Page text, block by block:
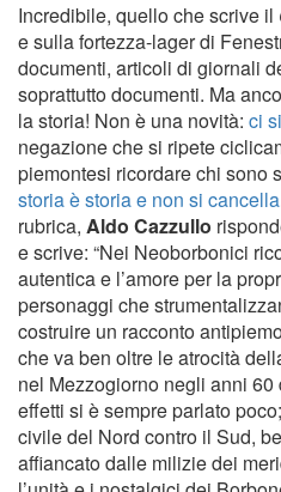
Incredibile, quello che scrive il
e sulla fortezza-lager di
documenti, articoli di giornali
soprattutto documenti. Ma
la storia! Non è una novità: ci
negazione che si ripete
piemontesi ricordare chi sono
storia è storia e non si cancella
rubrica, Aldo Cazzullo
e scrive: “Nei Neoborbonici
autentica e l’amore per la
personaggi che
costruire un racconto
che va ben oltre le atrocità
nel Mezzogiorno negli anni 60
effetti si è sempre parlato
civile del Nord contro il Sud,
affiancato dalle milizie dei